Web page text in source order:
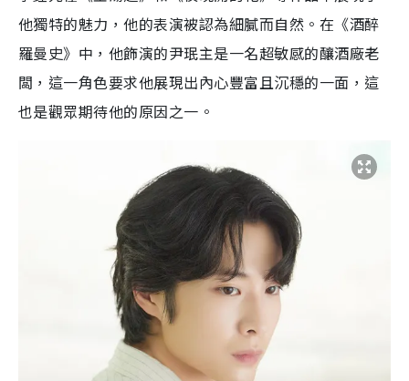
他獨特的魅力，他的表演被認為細膩而自然。在《酒醉
羅曼史》中，他飾演的尹珉主是一名超敏感的釀酒廠老
闆，這一角色要求他展現出內心豐富且沉穩的一面，這
也是觀眾期待他的原因之一。